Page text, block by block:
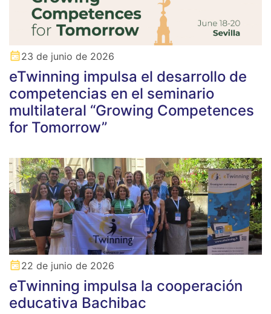
23 de junio de 2026
eTwinning impulsa el desarrollo de
competencias en el seminario
multilateral “Growing Competences
for Tomorrow”
22 de junio de 2026
eTwinning impulsa la cooperación
educativa Bachibac